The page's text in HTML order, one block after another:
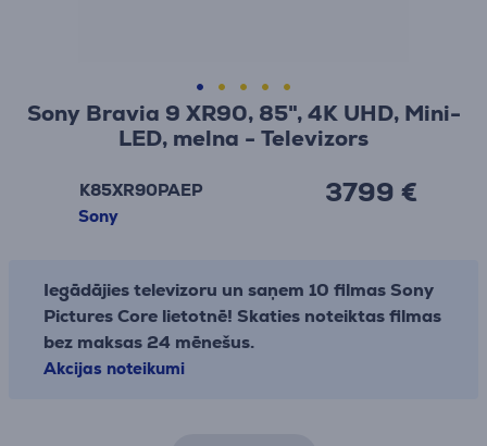
Sony Bravia 9 XR90, 85", 4K UHD, Mini-
LED, melna - Televizors
K85XR90PAEP
Sony
3799 €
Iegādājies televizoru un saņem 10 filmas Sony
Pictures Core lietotnē! Skaties noteiktas filmas
bez maksas 24 mēnešus.
Akcijas noteikumi